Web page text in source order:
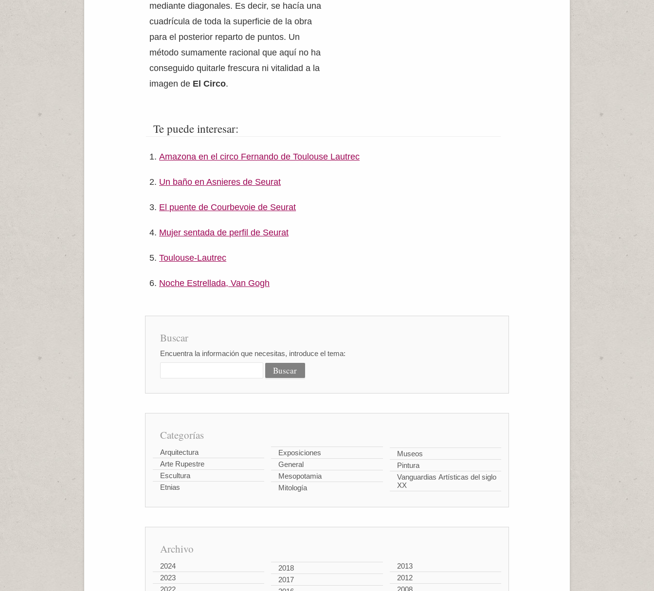
mediante diagonales. Es decir, se hacía una
cuadrícula de toda la superficie de la obra
para el posterior reparto de puntos. Un
método sumamente racional que aquí no ha
conseguido quitarle frescura ni vitalidad a la
imagen de El Circo.
Te puede interesar:
Amazona en el circo Fernando de Toulouse Lautrec
Un baño en Asnieres de Seurat
El puente de Courbevoie de Seurat
Mujer sentada de perfil de Seurat
Toulouse-Lautrec
Noche Estrellada, Van Gogh
Buscar
Encuentra la información que necesitas, introduce el tema:
Categorías
Arquitectura
Arte Rupestre
Escultura
Etnias
Exposiciones
General
Mesopotamia
Mitología
Museos
Pintura
Vanguardias Artísticas del siglo
XX
Archivo
2024
2023
2022
2018
2017
2013
2012
2008